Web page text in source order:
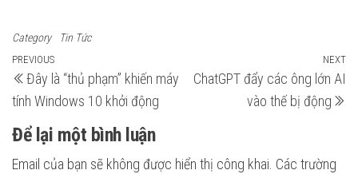
Category Tin Tức
Điều
hướng
viết
Previous
Post
PREVIOUS
Đây là “thủ phạm” khiến máy
tính Windows 10 khởi động
NEXT
ChatGPT đẩy các ông lớn AI
vào thế bị động
Để lại một bình luận
Email của bạn sẽ không được hiển thị công khai. Các trường